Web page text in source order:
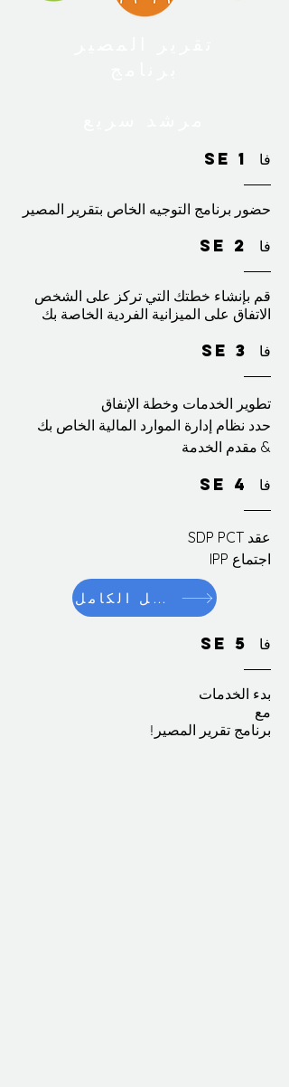
فا SE 1
حضور برنامج التوجيه الخاص بتقرير المصير
فا SE 2
قم بإنشاء خطتك التي تركز على الشخص
الاتفاق على الميزانية الفردية الخاصة بك
فا SE 3
تطوير الخدمات وخطة الإنفاق
حدد نظام إدارة الموارد المالية الخاص بك
& مقدم الخدمة
فا SE 4
عقد SDP PCT
اجتماع IPP
شاهد الدليل الكامل
فا SE 5
بدء الخدمات
مع
برنامج تقرير المصير!